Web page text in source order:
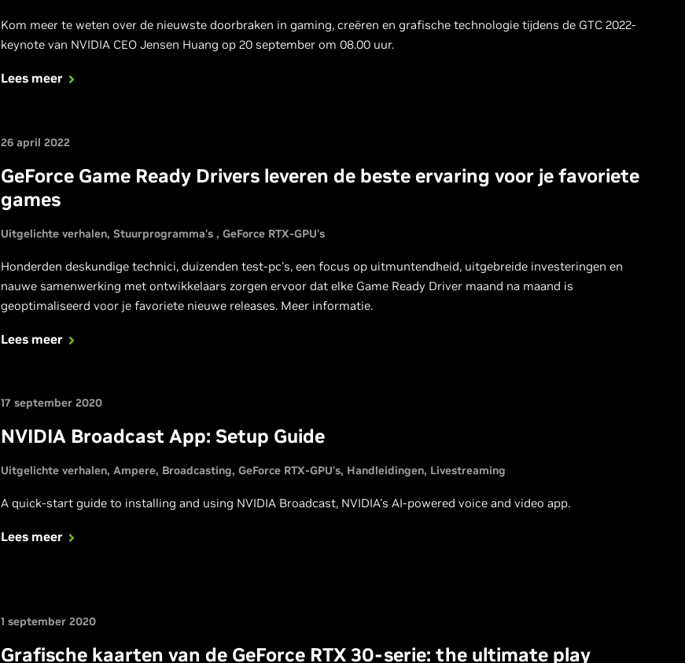
Kom meer te weten over de nieuwste doorbraken in gaming, creëren en grafische technologie tijdens de GTC 2022-
keynote van NVIDIA CEO Jensen Huang op 20 september om 08.00 uur.
Lees meer
26 april 2022
GeForce Game Ready Drivers leveren de beste ervaring voor je favoriete
games
Uitgelichte verhalen Stuurprogramma's GeForce RTX-GPU's
Honderden deskundige technici, duizenden test-pc's, een focus op uitmuntendheid, uitgebreide investeringen en
nauwe samenwerking met ontwikkelaars zorgen ervoor dat elke Game Ready Driver maand na maand is
geoptimaliseerd voor je favoriete nieuwe releases. Meer informatie.
Lees meer
17 september 2020
NVIDIA Broadcast App: Setup Guide
Uitgelichte verhalen Ampere Broadcasting GeForce RTX-GPU's Handleidingen Livestreaming
A quick-start guide to installing and using NVIDIA Broadcast, NVIDIA's AI-powered voice and video app.
Lees meer
1 september 2020
Grafische kaarten van de GeForce RTX 30-serie: the ultimate play